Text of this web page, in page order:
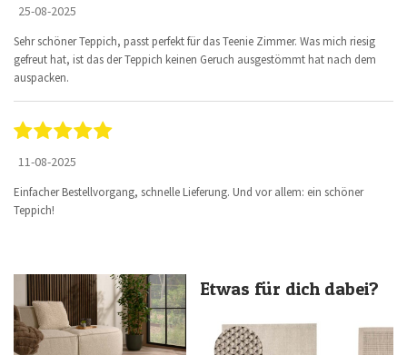
25-08-2025
Sehr schöner Teppich, passt perfekt für das Teenie Zimmer. Was mich riesig
gefreut hat, ist das der Teppich keinen Geruch ausgestömmt hat nach dem
auspacken.
11-08-2025
Einfacher Bestellvorgang, schnelle Lieferung. Und vor allem: ein schöner
Teppich!
Etwas für dich dabei?